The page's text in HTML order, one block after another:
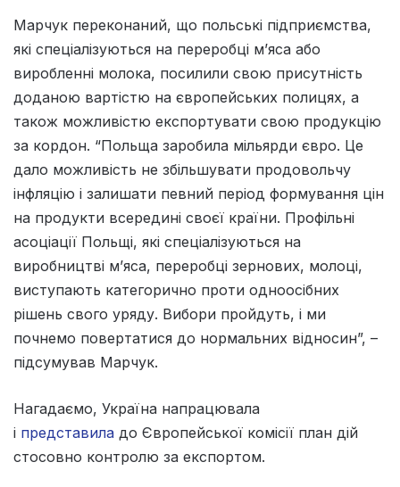
Марчук переконаний, що польські підприємства,
які спеціалізуються на переробці м’яса або
виробленні молока, посилили свою присутність
доданою вартістю на європейських полицях, а
також можливістю експортувати свою продукцію
за кордон. “Польща заробила мільярди євро. Це
дало можливість не збільшувати продовольчу
інфляцію і залишати певний період формування цін
на продукти всередині своєї країни. Профільні
асоціації Польщі, які спеціалізуються на
виробництві м’яса, переробці зернових, молоці,
виступають категорично проти одноосібних
рішень свого уряду. Вибори пройдуть, і ми
почнемо повертатися до нормальних відносин”, –
підсумував Марчук.
Нагадаємо, Україна напрацювала
і представила до Європейської комісії план дій
стосовно контролю за експортом.